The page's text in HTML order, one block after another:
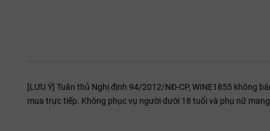
[LƯU Ý] Tuân thủ Nghị định 94/2012/NĐ-CP, WINE1855 không
mua trực tiếp. Không phục vụ người dưới 18 tuổi và phụ nữ